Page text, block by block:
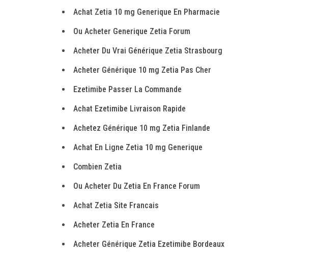
Achat Zetia 10 mg Generique En Pharmacie
Ou Acheter Generique Zetia Forum
Acheter Du Vrai Générique Zetia Strasbourg
Acheter Générique 10 mg Zetia Pas Cher
Ezetimibe Passer La Commande
Achat Ezetimibe Livraison Rapide
Achetez Générique 10 mg Zetia Finlande
Achat En Ligne Zetia 10 mg Generique
Combien Zetia
Ou Acheter Du Zetia En France Forum
Achat Zetia Site Francais
Acheter Zetia En France
Acheter Générique Zetia Ezetimibe Bordeaux